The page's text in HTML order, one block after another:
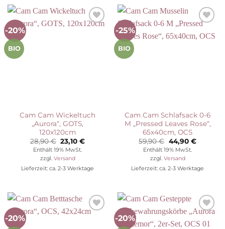
-20%
BIO
Cam Cam Wickeltuch
„Aurora“, GOTS,
120x120cm
28,90€ Ursprünglicher
Preis
war:
28,90 €
23,10€Aktueller
Enthält 19% MwSt.
zzgl. Versand
Lieferzeit: ca. 2-3 Werktage
-25%
BIO
Wunschliste
Cam Cam Schlafsack 0-6
M „Pressed Leaves Rose“,
65x40cm, OCS
59,90€ Ursprünglicher
Preis
war:
59,90 €
44,90 €
Enthält 19% MwSt.
zzgl. Versand
Lieferzeit: ca. 2-3 Werktage
-20% -20%
Wunschliste